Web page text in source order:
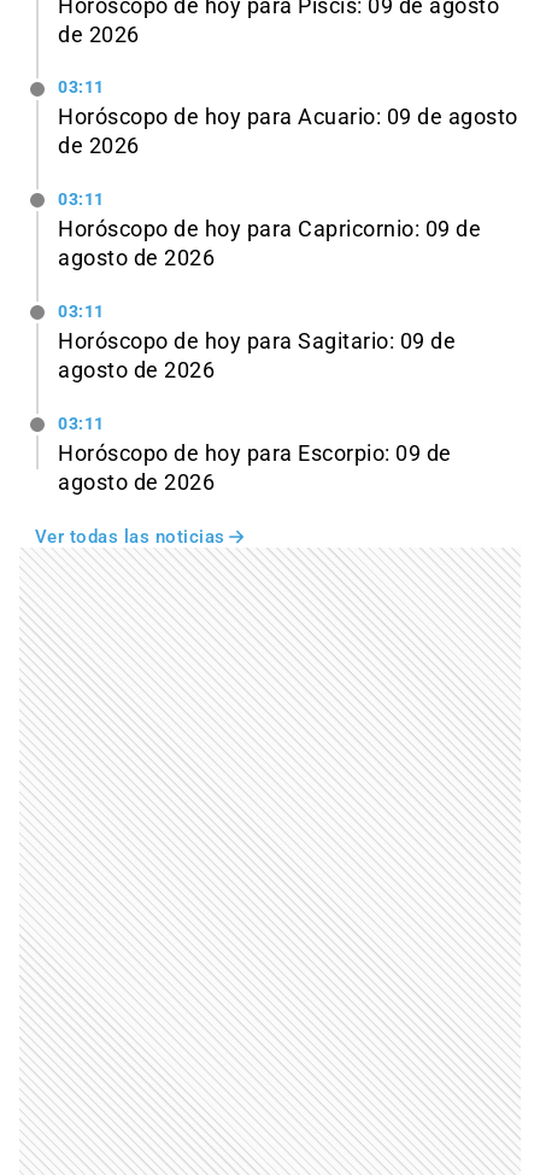
Horóscopo de hoy para Piscis: 09 de agosto
de 2026
03:11
Horóscopo de hoy para Acuario: 09 de agosto
de 2026
03:11
Horóscopo de hoy para Capricornio: 09 de
agosto de 2026
03:11
Horóscopo de hoy para Sagitario: 09 de
agosto de 2026
03:11
Horóscopo de hoy para Escorpio: 09 de
agosto de 2026
Ver todas las noticias